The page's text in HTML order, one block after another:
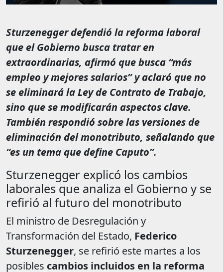
Sturzenegger defendió la reforma laboral
que el Gobierno busca tratar en
extraordinarias, afirmó que busca “más
empleo y mejores salarios” y aclaró que no
se eliminará la Ley de Contrato de Trabajo,
sino que se modificarán aspectos clave.
También respondió sobre las versiones de
eliminación del monotributo, señalando que
“es un tema que define Caputo”.
Sturzenegger explicó los cambios
laborales que analiza el Gobierno y se
refirió al futuro del monotributo
El ministro de Desregulación y
Transformación del Estado, Federico
Sturzenegger, se refirió este martes a los
posibles cambios incluidos en la reforma